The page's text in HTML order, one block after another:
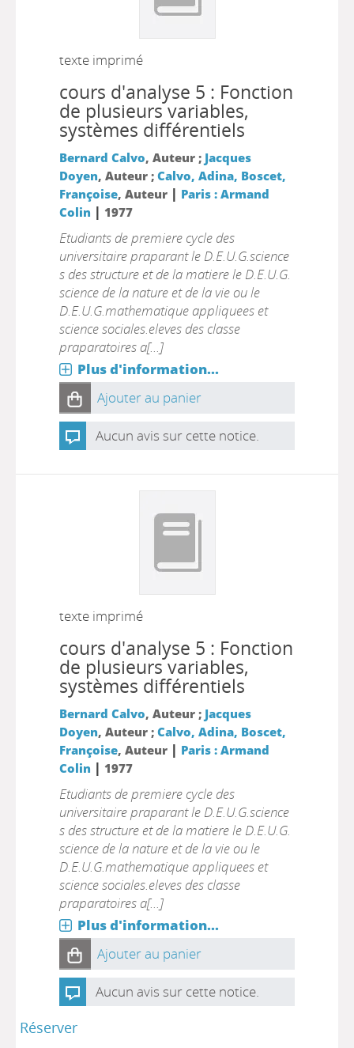
texte imprimé
cours d'analyse 5 : Fonction
de plusieurs variables,
systèmes différentiels
Bernard Calvo, Auteur ; Jacques
Doyen, Auteur ; Calvo, Adina, Boscet,
Françoise, Auteur | Paris : Armand
Colin | 1977
Etudiants de premiere cycle des
universitaire praparant le D.E.U.G.science
s des structure et de la matiere le D.E.U.G.
science de la nature et de la vie ou le
D.E.U.G.mathematique appliquees et
science sociales.eleves des classe
praparatoires a[...]
Plus d'information...
Ajouter au panier
Aucun avis sur cette notice.
texte imprimé
cours d'analyse 5 : Fonction
de plusieurs variables,
systèmes différentiels
Bernard Calvo, Auteur ; Jacques
Doyen, Auteur ; Calvo, Adina, Boscet,
Françoise, Auteur | Paris : Armand
Colin | 1977
Etudiants de premiere cycle des
universitaire praparant le D.E.U.G.science
s des structure et de la matiere le D.E.U.G.
science de la nature et de la vie ou le
D.E.U.G.mathematique appliquees et
science sociales.eleves des classe
praparatoires a[...]
Plus d'information...
Ajouter au panier
Aucun avis sur cette notice.
Réserver